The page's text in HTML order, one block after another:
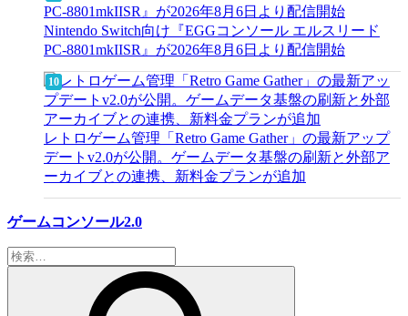
Nintendo Switch向け『EGGコンソール エルスリード
PC-8801mkIISR』が2026年8月6日より配信開始
レトロゲーム管理「Retro Game Gather」の最新アップ
デートv2.0が公開。ゲームデータ基盤の刷新と外部ア
ーカイブとの連携、新料金プランが追加
ゲームコンソール2.0
検
索: